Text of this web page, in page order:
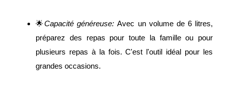
🌟Capacité généreuse:Avec un volume de 6 litres,
préparez des repas pour toute la famille ou pour
plusieurs repas à la fois. C'est l'outil idéal pour les
grandes occasions.